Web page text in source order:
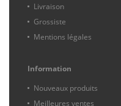
Livraison
Grossiste
Mentions légales
Information
Nouveaux produits
Meilleures ventes